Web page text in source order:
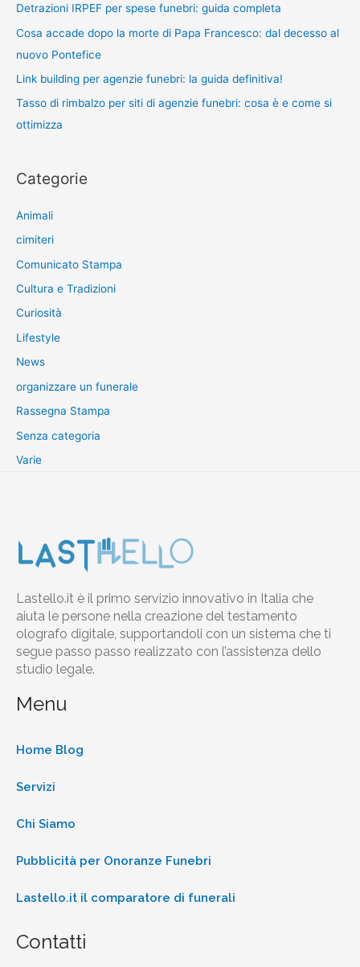
Detrazioni IRPEF per spese funebri: guida completa
Cosa accade dopo la morte di Papa Francesco: dal decesso al
nuovo Pontefice
Link building per agenzie funebri: la guida definitiva!
Tasso di rimbalzo per siti di agenzie funebri: cosa è e come si
ottimizza
Categorie
Animali
cimiteri
Comunicato Stampa
Cultura e Tradizioni
Curiosità
Lifestyle
News
organizzare un funerale
Rassegna Stampa
Senza categoria
Varie
Lastello.it è il primo servizio innovativo in Italia che
aiuta le persone nella creazione del testamento
olografo digitale, supportandoli con un sistema che ti
segue passo passo realizzato con l’assistenza dello
studio legale.
Menu
Home Blog
Servizi
Chi Siamo
Pubblicità per Onoranze Funebri
Lastello.it il comparatore di funerali
Contatti